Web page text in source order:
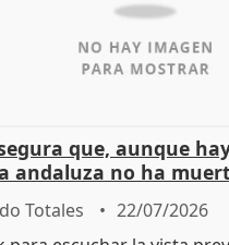
que, aunque
andaluza no ha
Totales 22/07/2026